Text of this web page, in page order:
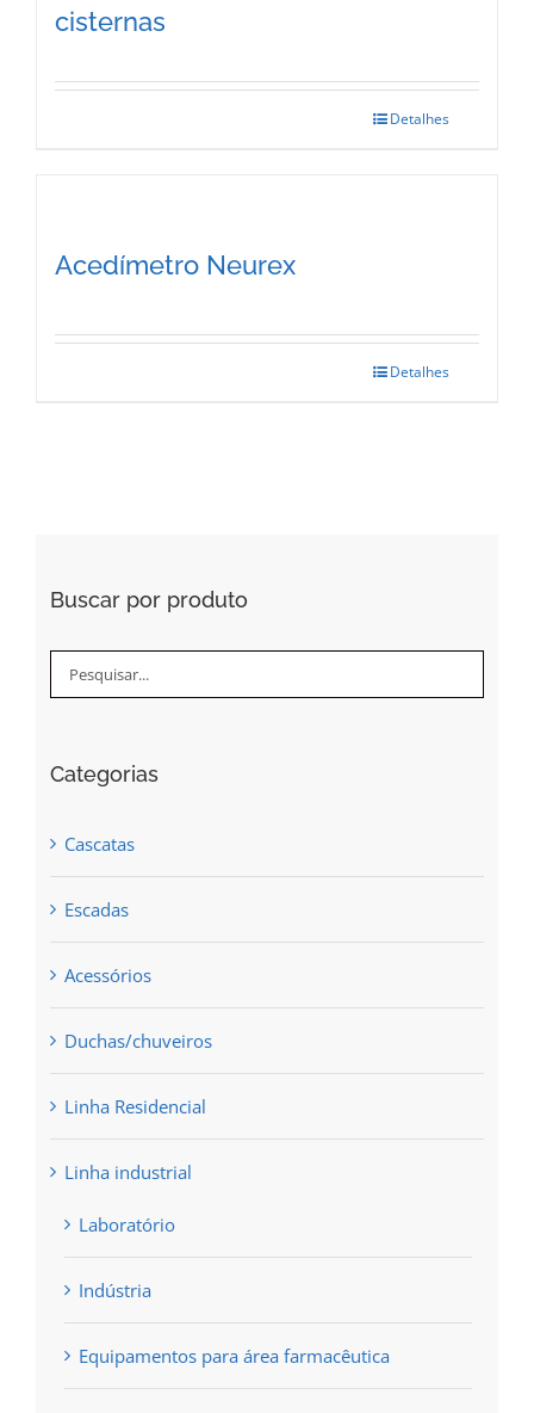
cisternas
Detalhes
Acedímetro Neurex
Detalhes
Buscar por produto
Categorias
Cascatas
Escadas
Acessórios
Duchas/chuveiros
Linha Residencial
Linha industrial
Laboratório
Indústria
Equipamentos para área farmacêutica